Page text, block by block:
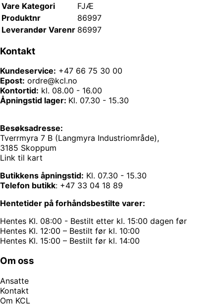
Vare Kategori
FJÆ
Produktnr
86997
Leverandør Varenr 86997
Kontakt
Kundeservice: +47 66 75 30 00
Epost: ordre@kcl.no
Kontortid: kl. 08.00 - 16.00
Åpningstid lager: Kl. 07.30 - 15.30
Besøksadresse:
Tverrmyra 7 B (Langmyra Industriområde),
3185 Skoppum
Link til kart
Butikkens åpningstid: Kl. 07.30 - 15.30
Telefon butikk: +47 33 04 18 89
Hentetider på forhåndsbestilte varer:
Hentes Kl. 08:00 - Bestilt etter kl. 15:00 dagen før
Hentes Kl. 12:00 – Bestilt før kl. 10:00
Hentes Kl. 15:00 – Bestilt før kl. 14:00
Om oss
Ansatte
Kontakt
Om KCL